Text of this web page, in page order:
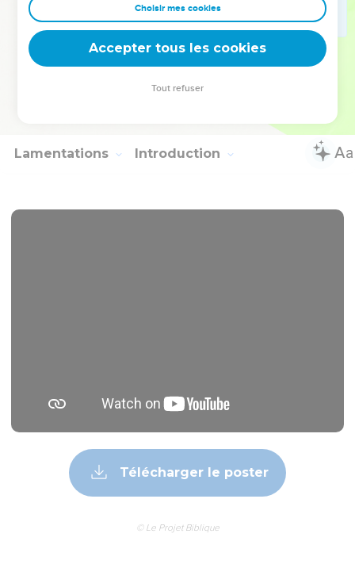
repas avec le roi de Babylone, tous les jours, sans exception.
Ainsi, chaque jour jusqu’à sa mort, Yoakin a reçu du roi de
Babylone ce qui était nécessaire pour vivre.
© Société biblique française – Bibli’O, 2000, avec autorisation. Pour vous procurer
Lamentations Introduction
Télécharger le poster
© Le Projet Biblique
Choisir mes cookies
Accepter tous les cookies
Tout refuser